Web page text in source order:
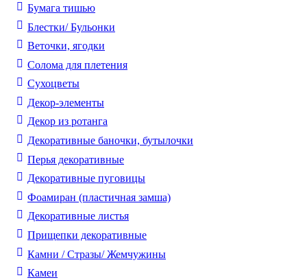
Бумага тишью
Блестки/ Бульонки
Веточки, ягодки
Солома для плетения
Cухоцветы
Декор-элементы
Декор из ротанга
Декоративные баночки, бутылочки
Перья декоративные
Декоративные пуговицы
Фоамиран (пластичная замша)
Декоративные листья
Прищепки декоративные
Камни / Cтразы/ Жемчужины
Камеи